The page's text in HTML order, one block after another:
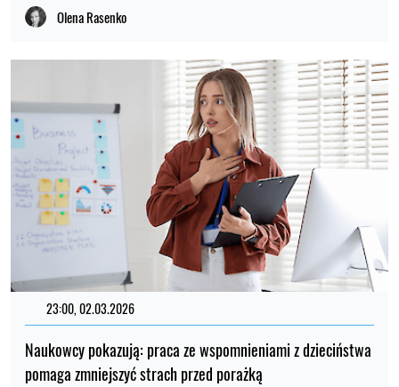
Olena Rasenko
23:00, 02.03.2026
Naukowcy pokazują: praca ze wspomnieniami z dzieciństwa
pomaga zmniejszyć strach przed porażką